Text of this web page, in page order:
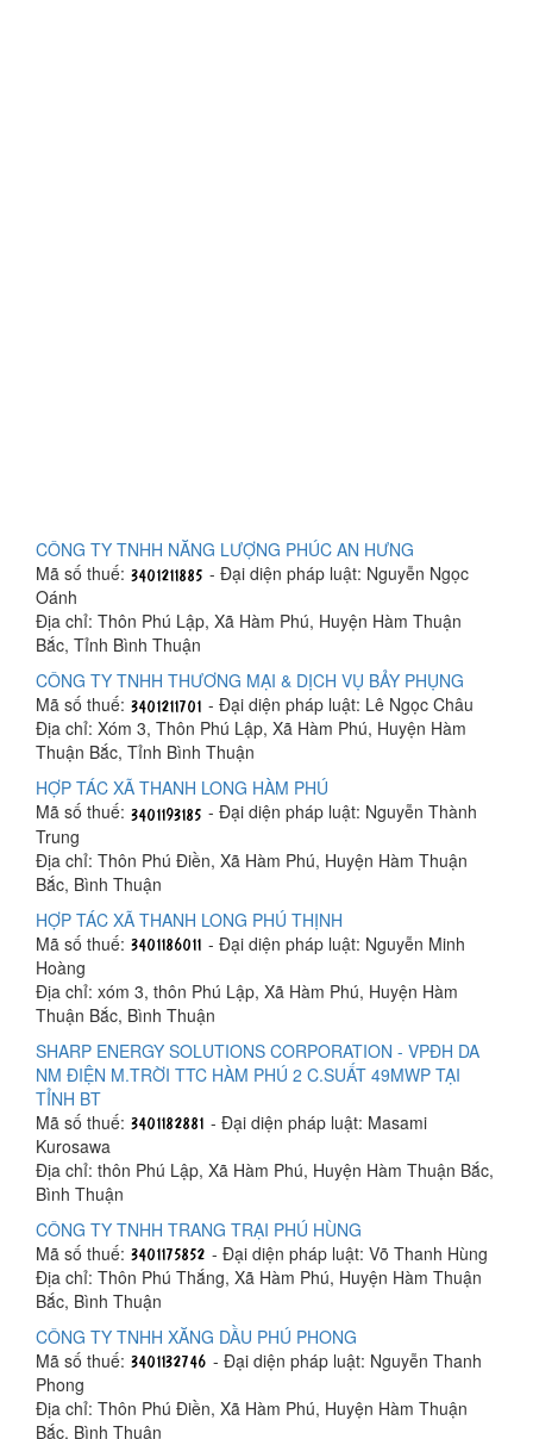
CÔNG TY TNHH NĂNG LƯỢNG PHÚC AN HƯNG
Mã số thuế:
- Đại diện pháp luật: Nguyễn Ngọc
Oánh
Địa chỉ: Thôn Phú Lập, Xã Hàm Phú, Huyện Hàm Thuận
Bắc, Tỉnh Bình Thuận
CÔNG TY TNHH THƯƠNG MẠI & DỊCH VỤ BẢY PHỤNG
Mã số thuế:
- Đại diện pháp luật: Lê Ngọc Châu
Địa chỉ: Xóm 3, Thôn Phú Lập, Xã Hàm Phú, Huyện Hàm
Thuận Bắc, Tỉnh Bình Thuận
HỢP TÁC XÃ THANH LONG HÀM PHÚ
Mã số thuế:
- Đại diện pháp luật: Nguyễn Thành
Trung
Địa chỉ: Thôn Phú Điền, Xã Hàm Phú, Huyện Hàm Thuận
Bắc, Bình Thuận
HỢP TÁC XÃ THANH LONG PHÚ THỊNH
Mã số thuế:
- Đại diện pháp luật: Nguyễn Minh
Hoàng
Địa chỉ: xóm 3, thôn Phú Lập, Xã Hàm Phú, Huyện Hàm
Thuận Bắc, Bình Thuận
SHARP ENERGY SOLUTIONS CORPORATION - VPĐH DA
NM ĐIỆN M.TRỜI TTC HÀM PHÚ 2 C.SUẤT 49MWP TẠI
TỈNH BT
Mã số thuế:
- Đại diện pháp luật: Masami
Kurosawa
Địa chỉ: thôn Phú Lập, Xã Hàm Phú, Huyện Hàm Thuận Bắc,
Bình Thuận
CÔNG TY TNHH TRANG TRẠI PHÚ HÙNG
Mã số thuế:
- Đại diện pháp luật: Võ Thanh Hùng
Địa chỉ: Thôn Phú Thắng, Xã Hàm Phú, Huyện Hàm Thuận
Bắc, Bình Thuận
CÔNG TY TNHH XĂNG DẦU PHÚ PHONG
Mã số thuế:
- Đại diện pháp luật: Nguyễn Thanh
Phong
Địa chỉ: Thôn Phú Điền, Xã Hàm Phú, Huyện Hàm Thuận
Bắc, Bình Thuận